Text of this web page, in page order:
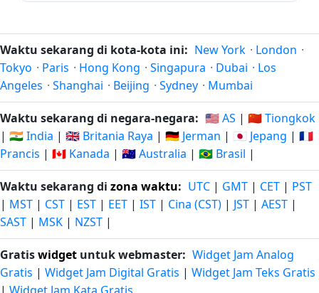
Waktu sekarang di kota-kota ini: New York · London ·
Tokyo · Paris · Hong Kong · Singapura · Dubai · Los
Angeles · Shanghai · Beijing · Sydney · Mumbai
Waktu sekarang di negara-negara: 🇺🇸 AS | 🇨🇳 Tiongkok
| 🇮🇳 India | 🇬🇧 Britania Raya | 🇩🇪 Jerman | 🇯🇵 Jepang | 🇫🇷
Prancis | 🇨🇦 Kanada | 🇦🇺 Australia | 🇧🇷 Brasil |
Waktu sekarang di zona waktu: UTC | GMT | CET | PST
| MST | CST | EST | EET | IST | Cina (CST) | JST | AEST |
SAST | MSK | NZST |
Gratiswidget untuk webmaster: Widget Jam Analog
Gratis | Widget Jam Digital Gratis | Widget Jam Teks Gratis